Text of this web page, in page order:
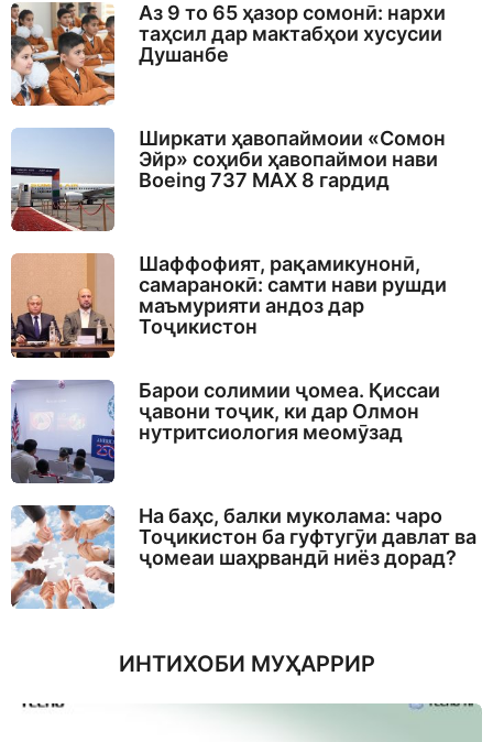
Аз 9 то 65 ҳазор сомонӣ: нархи
таҳсил дар мактабҳои хусусии
Душанбе
Ширкати ҳавопаймоии «Сомон
Эйр» соҳиби ҳавопаймои нави
Boeing 737 MAX 8 гардид
Шаффофият, рақамикунонӣ,
самаранокӣ: самти нави рушди
маъмурияти андоз дар
Тоҷикистон
Барои солимии ҷомеа. Қиссаи
ҷавони тоҷик, ки дар Олмон
нутритсиология меомӯзад
На баҳс, балки муколама: чаро
Тоҷикистон ба гуфтугӯи давлат ва
ҷомеаи шаҳрвандӣ ниёз дорад?
ИНТИХОБИ МУҲАРРИР